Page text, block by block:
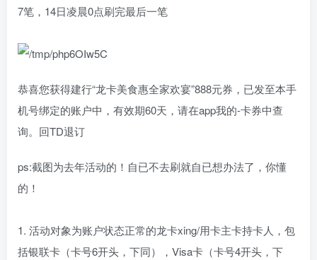
7笔，14日凌晨0点刷完最后一笔
恭喜您获得建行“龙卡美食惠全家欢宴”888元券，已发至本手
机号绑定的账户中，有效期60天，请在app我的-卡券中查
询。回TD退订
ps:截图为去年活动的！自已不去刷就自已想办法了，你懂
的！
1. 活动对象为账户状态正常的龙卡xing/用卡主卡持卡人，包
括银联卡（卡号6开头，下同），Visa卡（卡号4开头，下